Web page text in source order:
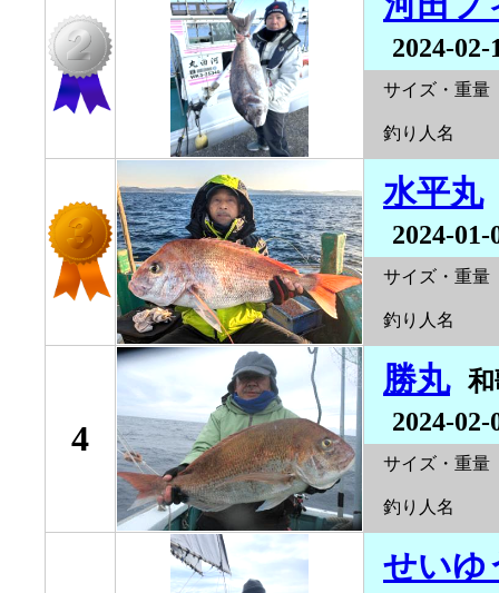
2024-
サイズ・重量
釣り人名
水平丸
2024-
サイズ・重量
釣り人名
4
勝丸
2024-
サイズ・重量
釣り人名
せいゆ